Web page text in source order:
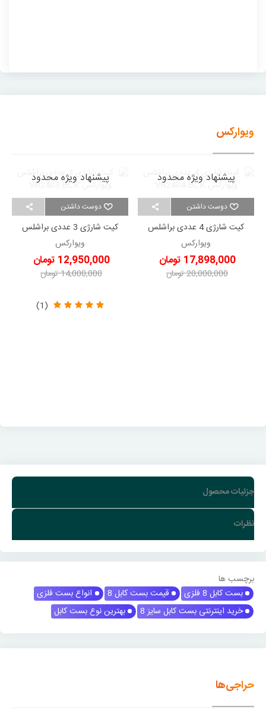
ویوارکس
دوست داشتن
پیشنهاد ویژه محدود
کیت شارژی 4 عددی براشلس
ویوارکس VR2404-BCKویوارکس
17,898,000 تومان
20,000,000 تومان
دوست داشتن
پیشنهاد ویژه محدود
کیت شارژی 3 عددی براشلس
ویوارکس VR2403-BCKویوارکس
12,950,000 تومان
14,000,000 تومان
(1)
جزئیات محصول
نظرات
برچسب ها
بست کابل 8 فلزی
قیمت بست کابل 8
انواع بست فلزی
خرید اینترنتی بست کابل سایز 8
بهترین نوع بست کابل
حراجی‌ها